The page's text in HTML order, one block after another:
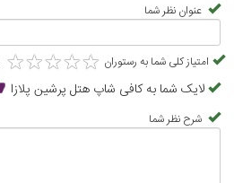
عنوان نظر شما
امتیاز کلی شما به رستوران ★★★★★
★★★★★
لایک شما به کافی شاپ هتل پرشین پلازا
شرح نظر شما